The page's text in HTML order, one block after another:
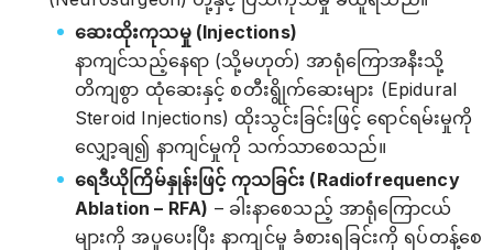
ဆေးထိုးကုသမှု (Injections)
နာကျင်သည့်နေရာ (သို့မဟုတ်) အာရုံကြောအနီးသို့
တိကျစွာ ထုံဆေးနှင့် စတီးရွိုက်ဆေးများ (Epidural
Steroid Injections) ထိုးသွင်းခြင်းဖြင့် ရောင်ရမ်းမှုကို
လျှော့ချ၍ နာကျင်မှုကို သက်သာစေသည်။
ရေဒီယိုကြိမ်နှုန်းဖြင့် ကုသခြင်း (Radiofrequency
Ablation – RFA) – ခါးနာစေသည့် အာရုံကြောငယ်
များကို အပူပေးပြီး နာကျင်မှု ခံစားရခြင်းကို ရပ်တန့်စေ